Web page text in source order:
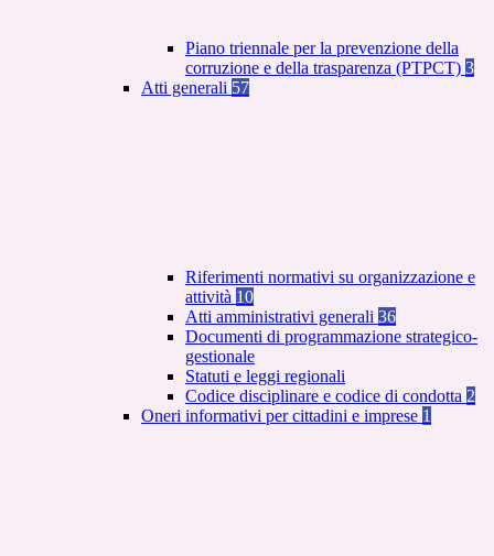
Piano triennale per la prevenzione della
corruzione e della trasparenza (PTPCT) 3
Atti generali 57
Riferimenti normativi su organizzazione e
attività 10
Atti amministrativi generali 36
Documenti di programmazione strategico-
gestionale
Statuti e leggi regionali
Codice disciplinare e codice di condotta 2
Oneri informativi per cittadini e imprese 1